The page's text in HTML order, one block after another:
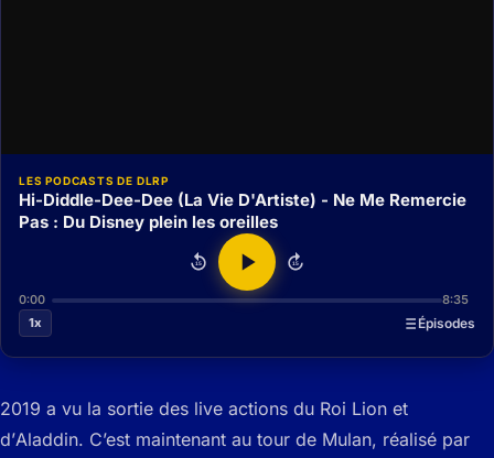
LES PODCASTS DE DLRP
Hi-Diddle-Dee-Dee (La Vie D'Artiste) - Ne Me Remercie
Pas : Du Disney plein les oreilles
15 15
0:00
8:35
1x
Épisodes
2019 a vu la sortie des live actions du Roi Lion et
d’Aladdin. C’est maintenant au tour de Mulan, réalisé par